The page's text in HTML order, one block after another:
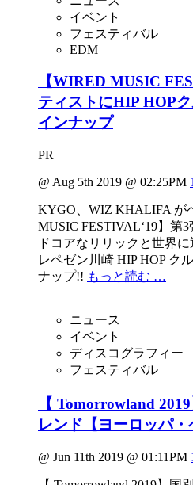
イベント
フェスティバル
EDM
【WIRED MUSIC
ティストにHIP HOP
インナップ
PR
@ Aug 5th 2019 @ 02:25PM
KYGO、WIZ KHALIFA が
MUSIC FESTIVAL‘19】第
ドコアなリリックと世界
レペゼン川崎 HIP HOP ク
ナップ!! もっと読む …
ニュース
イベント
ディスコグラフィー
フェスティバル
【 Tomorrowland
レンド【ヨーロッパ・
@ Jun 11th 2019 @ 01:11PM